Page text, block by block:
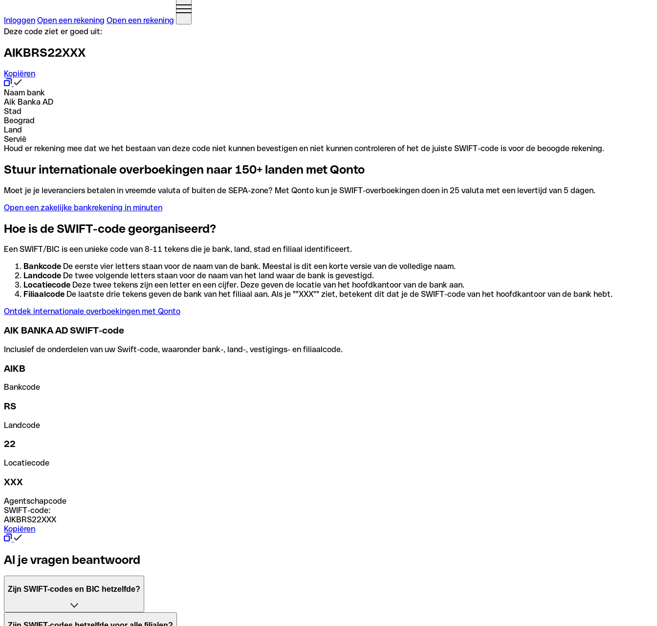
Inloggen Open een rekening Open een rekening
Deze code ziet er goed uit:
AIKBRS22XXX
Kopiëren
Naam bank
Aik Banka AD
Stad
Beograd
Land
Servië
Houd er rekening mee dat we het bestaan van deze code niet kunnen bevestigen en niet kunnen controleren of het de juiste SWIFT-code is voor de beoogde rekening.
Stuur internationale overboekingen naar 150+ landen met Qonto
Moet je je leveranciers betalen in vreemde valuta of buiten de SEPA-zone? Met Qonto kun je SWIFT-overboekingen doen in 25 valuta met een levertijd van 5 dagen.
Open een zakelijke bankrekening in minuten
Hoe is de SWIFT-code georganiseerd?
Een SWIFT/BIC is een unieke code van 8-11 tekens die je bank, land, stad en filiaal identificeert.
Bankcode De eerste vier letters staan voor de naam van de bank. Meestal is dit een korte versie van de volledige naam.
Landcode De twee volgende letters staan voor de naam van het land waar de bank is gevestigd.
Locatiecode Deze twee tekens zijn een letter en een cijfer. Deze geven de locatie van het hoofdkantoor van de bank aan.
Filiaalcode De laatste drie tekens geven de bank van het filiaal aan. Als je ""XXX"" ziet, betekent dit dat je de SWIFT-code van het hoofdkantoor van de bank hebt.
Ontdek internationale overboekingen met Qonto
AIK BANKA AD SWIFT-code
Inclusief de onderdelen van uw Swift-code, waaronder bank-, land-, vestigings- en filiaalcode.
AIKB
Bankcode
RS
Landcode
22
Locatiecode
XXX
Agentschapcode
SWIFT-code:
AIKBRS22XXX
Kopiëren
Al je vragen beantwoord
Zijn SWIFT-codes en BIC hetzelfde?